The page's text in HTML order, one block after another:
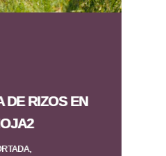
DE RIZOS EN